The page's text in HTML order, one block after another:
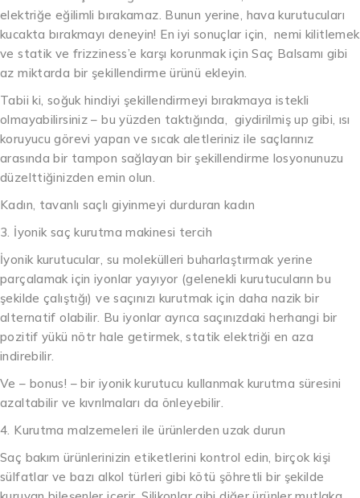
elektriğe eğilimli bırakamaz. Bunun yerine, hava kurutucuları
kucakta bırakmayı deneyin! En iyi sonuçlar için, nemi kilitlemek
ve statik ve frizziness’e karşı korunmak için Saç Balsamı gibi
az miktarda bir şekillendirme ürünü ekleyin.
Tabii ki, soğuk hindiyi şekillendirmeyi bırakmaya istekli
olmayabilirsiniz – bu yüzden taktığında, giydirilmiş up gibi, ısı
koruyucu görevi yapan ve sıcak aletleriniz ile saçlarınız
arasında bir tampon sağlayan bir şekillendirme losyonunuzu
düzelttiğinizden emin olun.
Kadın, tavanlı saçlı giyinmeyi durduran kadın
3. İyonik saç kurutma makinesi tercih
İyonik kurutucular, su molekülleri buharlaştırmak yerine
parçalamak için iyonlar yayıyor (gelenekli kurutucuların bu
şekilde çalıştığı) ve saçınızı kurutmak için daha nazik bir
alternatif olabilir. Bu iyonlar ayrıca saçınızdaki herhangi bir
pozitif yükü nötr hale getirmek, statik elektriği en aza
indirebilir.
Ve – bonus! – bir iyonik kurutucu kullanmak kurutma süresini
azaltabilir ve kıvrılmaları da önleyebilir.
4. Kurutma malzemeleri ile ürünlerden uzak durun
Saç bakım ürünlerinizin etiketlerini kontrol edin, birçok kişi
sülfatlar ve bazı alkol türleri gibi kötü şöhretli bir şekilde